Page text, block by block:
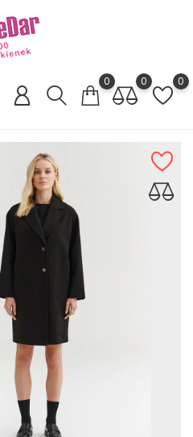
0 0 0